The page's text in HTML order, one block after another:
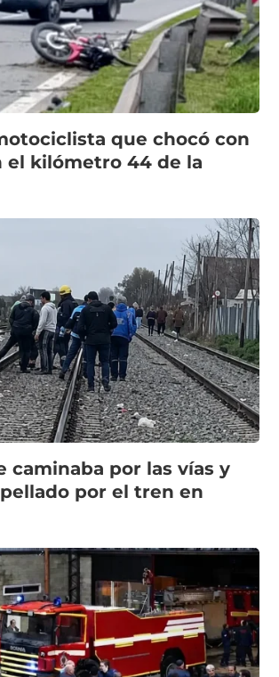
que chocó con
el kilómetro 44 de la
caminaba por las vías y
por el tren en